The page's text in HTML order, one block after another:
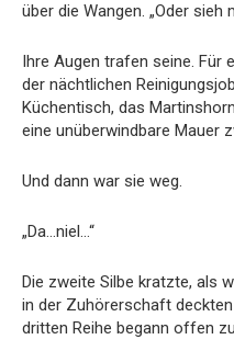
über die Wangen. „Oder sieh
Ihre Augen trafen seine. Für
der nächtlichen
Küchentisch, das
eine unüberwindbare Mauer
Und dann war sie weg.
„Da…niel…“
Die zweite Silbe kratzte, als
in der Zuhörerschaft
dritten Reihe begann offen